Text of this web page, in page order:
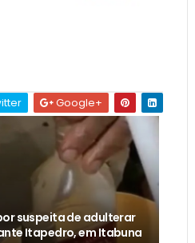
Google+
suspeita de adulterar
Itapedro, em Itabuna